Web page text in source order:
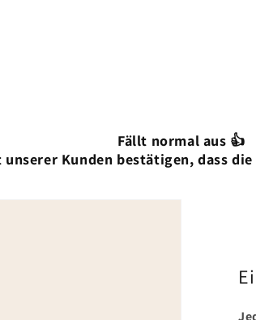
Fällt normal aus 👍
unserer Kunden bestätigen, dass